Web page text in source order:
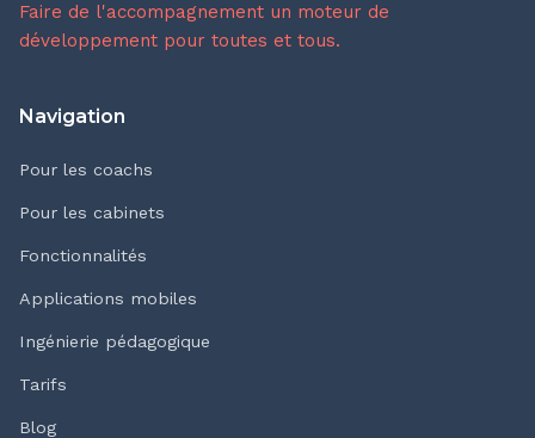
Faire de l'accompagnement un moteur de
développement pour toutes et tous.
Navigation
Pour les coachs
Pour les cabinets
Fonctionnalités
Applications mobiles
Ingénierie pédagogique
Tarifs
Blog